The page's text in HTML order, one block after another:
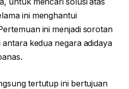
ini menghantui
ini menjadi sorotan
kedua negara adidaya
tertutup ini bertujuan